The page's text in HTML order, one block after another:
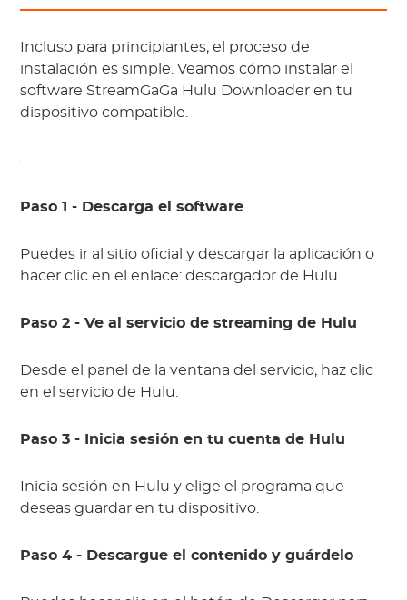
Incluso para principiantes, el proceso de
instalación es simple. Veamos cómo instalar el
software StreamGaGa Hulu Downloader en tu
dispositivo compatible.
Paso 1 - Descarga el software
Puedes ir al sitio oficial y descargar la aplicación o
hacer clic en el enlace: descargador de Hulu.
Paso 2 - Ve al servicio de streaming de Hulu
Desde el panel de la ventana del servicio, haz clic
en el servicio de Hulu.
Paso 3 - Inicia sesión en tu cuenta de Hulu
Inicia sesión en Hulu y elige el programa que
deseas guardar en tu dispositivo.
Paso 4 - Descargue el contenido y guárdelo